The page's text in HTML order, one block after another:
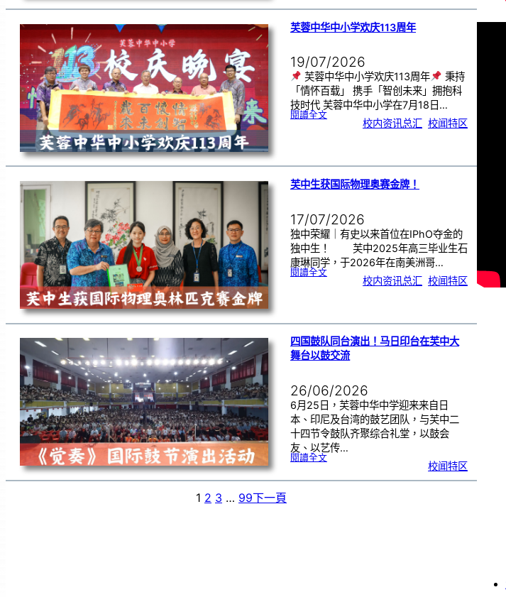
工
笔
集
．
长
荣
书
画
展
开
幕
芙蓉中华中小学欢庆113周年
19/07/2026
芙蓉中华中小学欢庆113周年
秉持
「情怀百载」 携手「智创未来」拥抱科
技时代 芙蓉中华中小学在7月18日…
閱讀全文:芙
1
1
周
年
校内资讯总汇 校闻特区
芙中生获国际物理奥赛金牌！
17/07/2026
独中荣耀｜有史以来首位在IPhO夺金的
独中生！ 芙中2025年高三毕业生石
康琳同学，于2026年在南美洲哥…
閱讀全文:芙
赛
金
！
校内资讯总汇 校闻特区
四国鼓队同台演出！马日印台在芙中大
舞台以鼓交流
26/06/2026
6月25日，芙蓉中华中学迎来来自日
本、印尼及台湾的鼓艺团队，与芙中二
十四节令鼓队齐聚综合礼堂，以鼓会
友、以艺传…
閱讀全文:四
同
校闻特区
1 2 3 … 99下一頁